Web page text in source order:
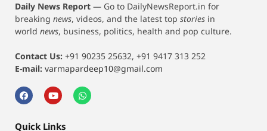
Daily News Report — Go to DailyNewsReport.in for
breaking news, videos, and the latest top stories in
world news, business, politics, health and pop culture.
Contact Us: +91 90235 25632, +91 9417 313 252
E-mail: varmapardeep10@gmail.com
Quick Links